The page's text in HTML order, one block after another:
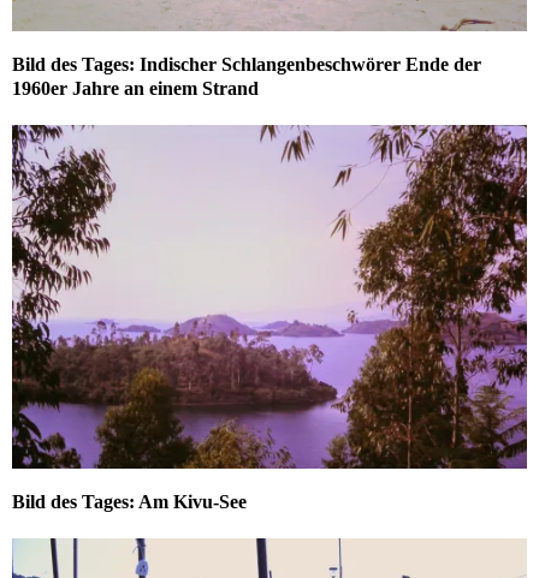
Bild des Tages: Indischer Schlangenbeschwörer Ende der
1960er Jahre an einem Strand
Bild des Tages: Am Kivu-See